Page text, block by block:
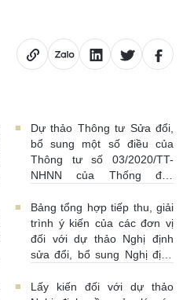
Dự thảo Thông tư Sửa đổi,
bổ sung một số điều của
Thông tư số 03/2020/TT-
NHNN của Thống đốc
tiền của NHNN 03/08/2026 |
11:16:00
Bảng tổng hợp tiếp thu, giải
trình ý kiến của các đơn vị
đối với dự thảo Nghị định
sửa đổi, bổ sung Nghị định
30/07/2026 | 09:09:00
Lấy kiến đối với dự thảo